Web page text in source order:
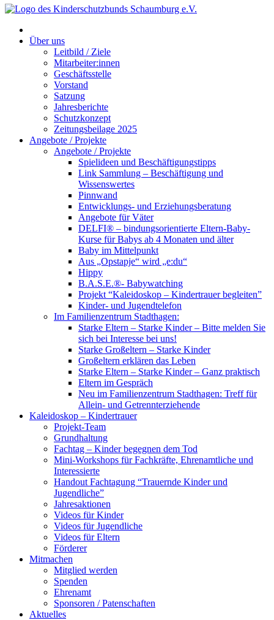
Über uns
Leitbild / Ziele
Mitarbeiter:innen
Geschäftsstelle
Vorstand
Satzung
Jahresberichte
Schutzkonzept
Zeitungsbeilage 2025
Angebote / Projekte
Angebote / Projekte
Spielideen und Beschäftigungstipps
Link Sammlung – Beschäftigung und
Wissenswertes
Pinnwand
Entwicklungs- und Erziehungsberatung
Angebote für Väter
DELFI® – bindungsorientierte Eltern-Baby-
Kurse für Babys ab 4 Monaten und älter
Baby im Mittelpunkt
Aus „Opstapje“ wird „e:du“
Hippy
B.A.S.E.®- Babywatching
Projekt “Kaleidoskop – Kindertrauer begleiten”
Kinder- und Jugendtelefon
Im Familienzentrum Stadthagen:
Starke Eltern – Starke Kinder – Bitte melden Sie
sich bei Interesse bei uns!
Starke Großeltern – Starke Kinder
Großeltern erklären das Leben
Starke Eltern – Starke Kinder – Ganz praktisch
Eltern im Gespräch
Neu im Familienzentrum Stadthagen: Treff für
Allein- und Getrennterziehende
Kaleidoskop – Kindertrauer
Projekt-Team
Grundhaltung
Fachtag – Kinder begegnen dem Tod
Mini-Workshops für Fachkräfte, Ehrenamtliche und
Interessierte
Handout Fachtagung “Trauernde Kinder und
Jugendliche”
Jahresaktionen
Videos für Kinder
Videos für Jugendliche
Videos für Eltern
Förderer
Mitmachen
Mitglied werden
Spenden
Ehrenamt
Sponsoren / Patenschaften
Aktuelles